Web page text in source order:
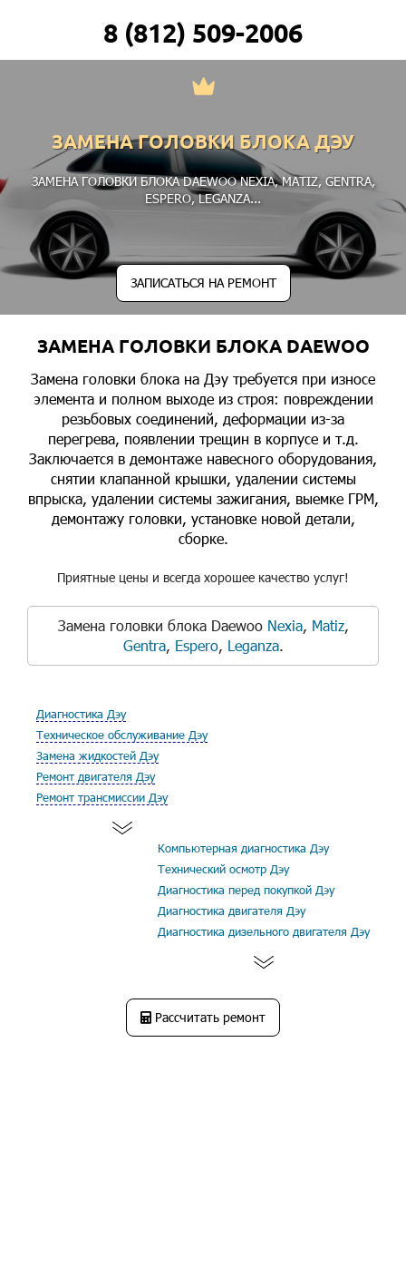
8 (812) 509-2006
ЗАМЕНА ГОЛОВКИ БЛОКА ДЭУ
ЗАМЕНА ГОЛОВКИ БЛОКА DAEWOONEXIA,MATIZ,GENTRA,
ESPERO,LEGANZA...
ЗАПИСАТЬСЯ НА РЕМОНТ
ЗАМЕНА ГОЛОВКИ БЛОКА DAEWOO
Замена головки блока на Дэу требуется при износе
элемента и полном выходе из строя: повреждении
резьбовых соединений, деформации из-за
перегрева, появлении трещин в корпусе и т.д.
Заключается в демонтаже навесного оборудования,
снятии клапанной крышки, удалении системы
впрыска, удалении системы зажигания, выемке ГРМ,
демонтажу головки, установке новой детали,
сборке.
Приятные цены и всегда хорошее качество услуг!
Замена головки блока Daewoo Nexia, Matiz,
Gentra, Espero, Leganza.
Диагностика Дэу
Техническое обслуживание Дэу
Замена жидкостей Дэу
Ремонт двигателя Дэу
Ремонт трансмиссии Дэу
Компьютерная диагностика Дэу
Технический осмотр Дэу
Диагностика перед покупкой Дэу
Диагностика двигателя Дэу
Диагностика дизельного двигателя Дэу
Рассчитать ремонт